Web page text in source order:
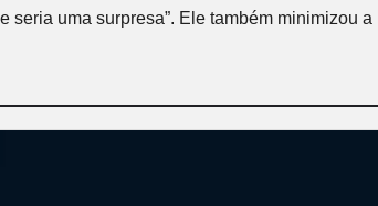
uma surpresa”. Ele também minimizou